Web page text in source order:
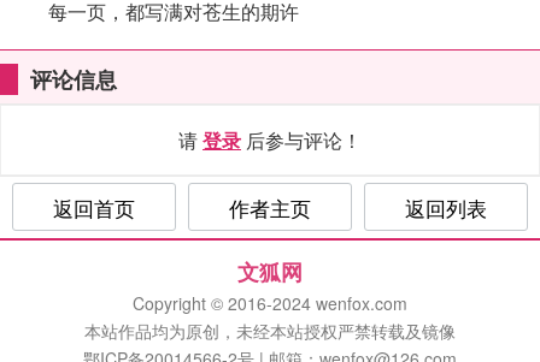
每一页，都写满对苍生的期许
评论信息
请登录 后参与评论！
返回首页 作者主页 返回列表
文狐网
Copyright © 2016-2024 wenfox.com
本站作品均为原创，未经本站授权严禁转载及镜像